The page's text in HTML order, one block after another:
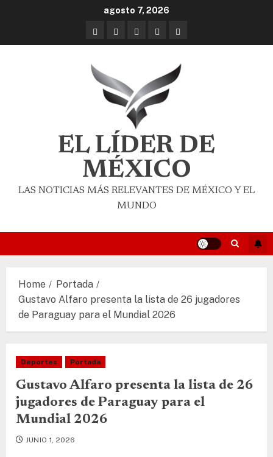
agosto 7, 2026
EL LÍDER DE
MÉXICO
LAS NOTICIAS MÁS RELEVANTES DE MÉXICO Y EL
MUNDO
Home
Portada
Gustavo Alfaro presenta la lista de 26 jugadores
de Paraguay para el Mundial 2026
Deportes Portada
Gustavo Alfaro presenta la lista de 26
jugadores de Paraguay para el
Mundial 2026
JUNIO 1, 2026